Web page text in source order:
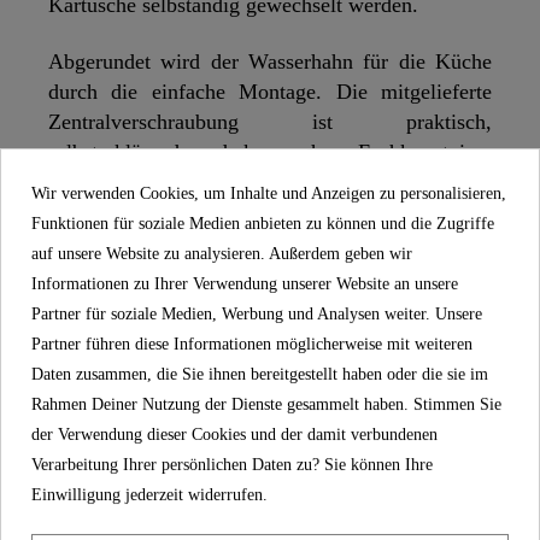
Abgerundet wird der Wasserhahn für die Küche
durch die einfache Montage. Die mitgelieferte
Zentralverschraubung ist praktisch,
selbsterklärend und kann ohne Fachkenntnisse
schnell umgesetzt werden.
Im Lieferumfang enthalten ist ein vollständiges
Montageset und eine mehrsprachige, bebilderte
Montageanleitung. Die korrosionsbeständigen
Anschlussschläuche (500 mm) an das
Hauswassersystem sind flexibel und leicht zu
Die in der Küchenarmatur verbaute Mischdüse
vom Markenhersteller steht für Langlebigkeit und
ein weiches, gleichmäßiges Strahlbild.
Wir verwenden Cookies, um Inhalte und Anzeigen zu personalisieren,
Funktionen für soziale Medien anbieten zu können und die Zugriffe
auf unsere Website zu analysieren. Außerdem geben wir
Informationen zu Ihrer Verwendung unserer Website an unsere
Partner für soziale Medien, Werbung und Analysen weiter. Unsere
Partner führen diese Informationen möglicherweise mit weiteren
Daten zusammen, die Sie ihnen bereitgestellt haben oder die sie im
Rahmen Deiner Nutzung der Dienste gesammelt haben. Stimmen Sie
der Verwendung dieser Cookies und der damit verbundenen
Verarbeitung Ihrer persönlichen Daten zu? Sie können Ihre
Einwilligung jederzeit widerrufen.